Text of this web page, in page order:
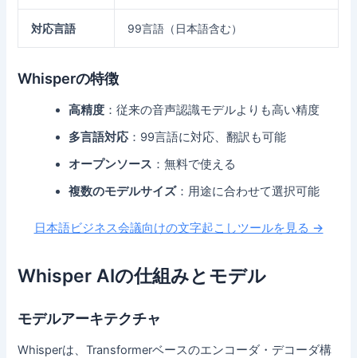
対応言語 99言語（日本語含む）
Whisperの特徴
高精度 ：従来の音声認識モデルよりも高い精度
多言語対応 ：99言語に対応、翻訳も可能
オープンソース ：無料で使える
複数のモデルサイズ：用途に合わせて選択可能
日本語ビジネス会議向けの文字起こしツールを見る →
Whisper AIの仕組みとモデル
モデルアーキテクチャ
Whisperは、Transformerベースのエンコーダ・デコーダ構